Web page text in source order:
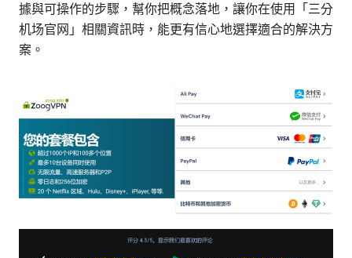
據與可操作的步驟，幫你把概念落地，讓你在使用「三分
机场官网」相關資訊時，能更有信心地選擇適合的解決方
案。